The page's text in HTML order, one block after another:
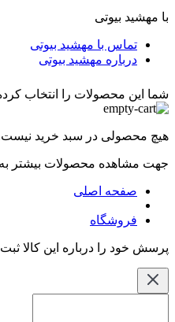
با مهشید بیوتی
تماس با مهشید بیوتی
درباره مهشید بیوتی
شما این محصولات را انتخاب
هیچ محصولی در سبد خرید
جهت مشاهده محصولات بیشتر به
صفحه اصلی
فروشگاه
پرسش خود را درباره این کالا ثبت